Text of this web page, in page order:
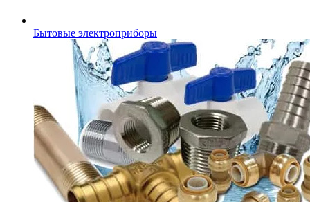
Бытовые электроприборы